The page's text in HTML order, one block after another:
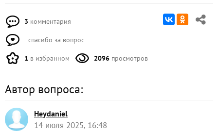
3 комментария
спасибо за вопрос
1 в избранном 2096 просмотров
Автор вопроса:
Heydaniel
14 июля 2025, 16:48